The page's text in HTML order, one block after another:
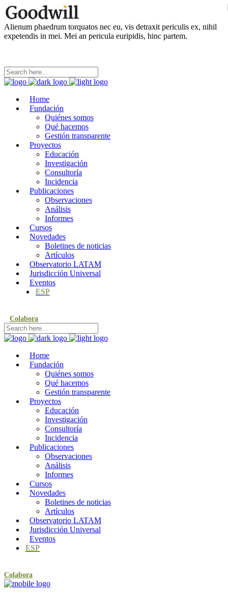
Alienum phaedrum torquatos nec eu, vis detraxit periculis ex, nihil
expetendis in mei. Mei an pericula euripidis, hinc partem.
Home
Fundación
Quiénes somos
Qué hacemos
Gestión transparente
Proyectos
Educación
Investigación
Consultoría
Incidencia
Publicaciones
Observaciones
Análisis
Informes
Cursos
Novedades
Boletines de noticias
Artículos
Observatorio LATAM
Jurisdicción Universal
Eventos
ESP
Colabora
Home
Fundación
Quiénes somos
Qué hacemos
Gestión transparente
Proyectos
Educación
Investigación
Consultoría
Incidencia
Publicaciones
Observaciones
Análisis
Informes
Cursos
Novedades
Boletines de noticias
Artículos
Observatorio LATAM
Jurisdicción Universal
Eventos
ESP
Colabora